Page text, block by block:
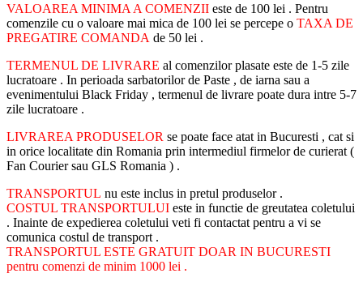
VALOAREA MINIMA A COMENZII este de 100 lei . Pentru
comenzile cu o valoare mai mica de 100 lei se percepe o TAXA DE
PREGATIRE COMANDA de 50 lei .
TERMENUL DE LIVRARE al comenzilor plasate este de 1-5 zile
lucratoare . In perioada sarbatorilor de Paste , de iarna sau a
evenimentului Black Friday , termenul de livrare poate dura intre 5-7
zile lucratoare .
LIVRAREA PRODUSELOR se poate face atat in Bucuresti , cat si
in orice localitate din Romania prin intermediul firmelor de curierat (
Fan Courier sau GLS Romania ) .
TRANSPORTUL nu este inclus in pretul produselor .
COSTUL TRANSPORTULUI este in functie de greutatea coletului
. Inainte de expedierea coletului veti fi contactat pentru a vi se
comunica costul de transport .
TRANSPORTUL ESTE GRATUIT DOAR IN BUCURESTI
pentru comenzi de minim 1000 lei .